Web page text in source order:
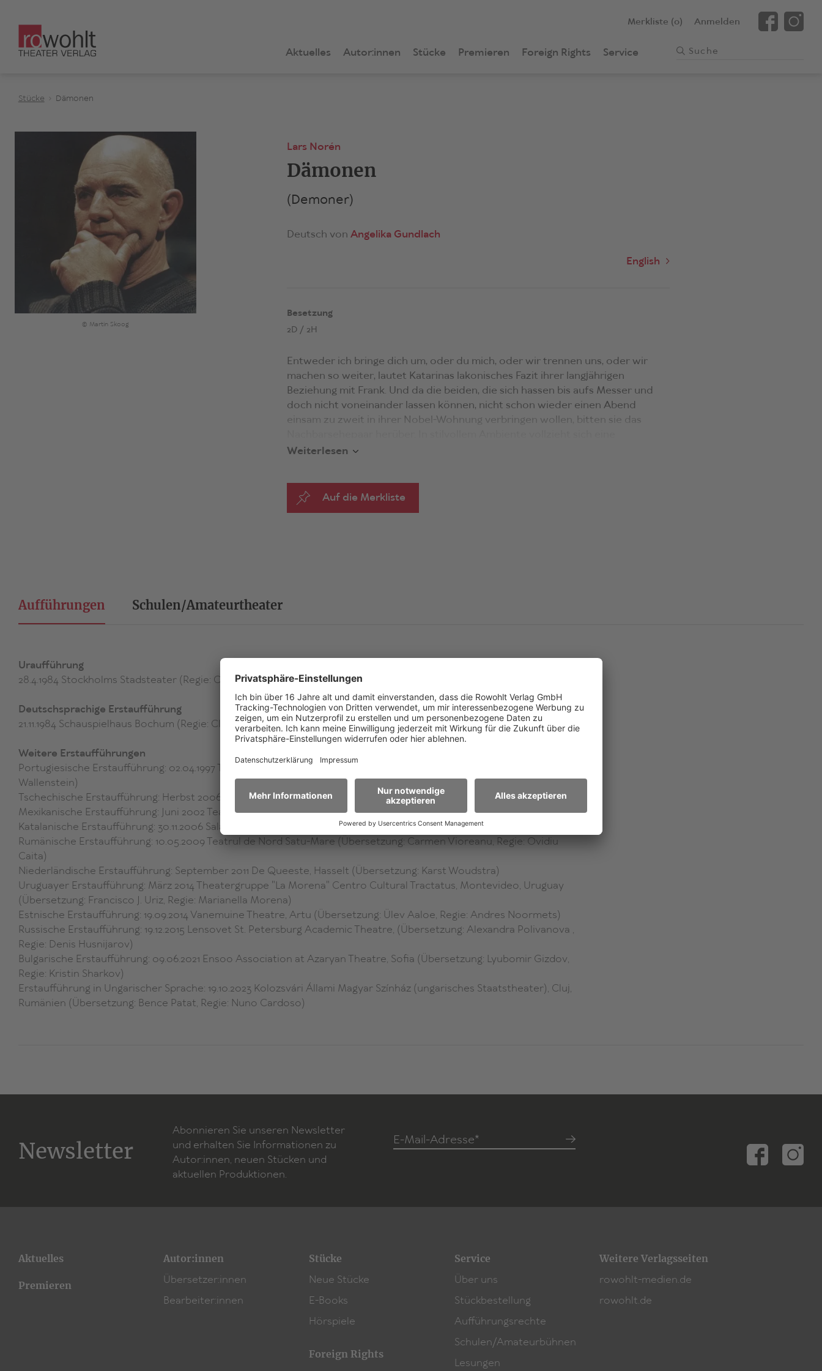
Merkliste (0) Anmelden
Aktuelles Autor:innen Stücke Premieren Foreign Rights Service
Stücke Dämonen
© Martin Skoog
Lars Norén
Dämonen
(Demoner)
Deutsch von Angelika Gundlach
English
Besetzung
2D / 2H
Entweder ich bringe dich um, oder du mich, oder wir trennen uns, oder wir
machen so weiter, lautet Katarinas lakonisches Fazit ihrer langjährigen
Beziehung mit Frank. Und da die beiden, die sich hassen bis aufs Messer und
doch nicht voneinander lassen können, nicht schon wieder einen Abend
einsam zu zweit in ihrer Nobel-Wohnung verbringen wollen, bitten sie das
gnadenlose Seelenschlacht. «Norén ist ein Großmeister des Dialogs. Die
Abschattungen verlautbaren.» (FAZ) «Ein gespenstisches Stück über die Liebe.
Oder besser: Über deren Verlust.» (Süddeutsche Zeitung)
Weiterlesen
Auf die Merkliste
Aufführungen Schulen/Amateurtheater
Uraufführung
28.4.1984 Stockholms Stadsteater (Regie: Carsten Brandt)
Deutschsprachige Erstaufführung
21.11.1984 Schauspielhaus Bochum (Regie: Claus Peymann)
Weitere Erstaufführungen
Portugiesische Erstaufführung: 02.04.1997 Teatro do Bairro Alto, Lissabon (Übersetzung: Luisa Costa Gomes, Regie: José
Wallenstein)
Tschechische Erstaufführung: Herbst 2006 Theater Brno (Übersetzung: Zbyněk Černík)
Mexikanische Erstaufführung: Juni 2002 Teatro El Galeon, Mexico City (Übersetzung: Cesar Jaime)
Katalanische Erstaufführung: 30.11.2006 Sala Beckett, Barcelona (Übersetzung: Amanda Monjonell, Regie: Lurdes Barba)
Rumänische Erstaufführung: 10.05.2009 Teatrul de Nord Satu-Mare (Übersetzung: Carmen Vioreanu, Regie: Ovidiu
Caita)
Niederländische Erstaufführung: September 2011 De Queeste, Hasselt (Übersetzung: Karst Woudstra)
Uruguayer Erstaufführung: März 2014 Theatergruppe "La Morena" Centro Cultural Tractatus, Montevideo, Uruguay
(Übersetzung: Francisco J. Uriz, Regie: Marianella Morena)
Estnische Erstaufführung: 19.09.2014 Vanemuine Theatre, Artu (Übersetzung: Ülev Aaloe, Regie: Andres Noormets)
Russische Erstaufführung: 19.12.2015 Lensovet St. Petersburg Academic Theatre, (Übersetzung: Alexandra Polivanova ,
Regie: Denis Husnijarov)
Bulgarische Erstaufführung: 09.06.2021 Ensoo Association at Azaryan Theatre, Sofia (Übersetzung: Lyubomir Gizdov,
Regie: Kristin Sharkov)
Erstaufführung in Ungarischer Sprache: 19.10.2023 Kolozsvári Állami Magyar Színház (ungarisches Staatstheater), Cluj,
Rumänien (Übersetzung: Bence Patat, Regie: Nuno Cardoso)
Newsletter
Abonnieren Sie unseren Newsletter
und erhalten Sie Informationen zu
Autor:innen, neuen Stücken und
aktuellen Produktionen.
E-Mail-Adresse*
Aktuelles
Premieren
Autor:innen
Übersetzer:innen
Bearbeiter:innen
Stücke
Neue Stücke
E-Books
Hörspiele
Foreign Rights
Service
Über uns
Stückbestellung
Aufführungsrechte
Schulen/Amateurbühnen
Lesungen
Weitere Verlagsseiten
rowohlt-medien.de
rowohlt.de